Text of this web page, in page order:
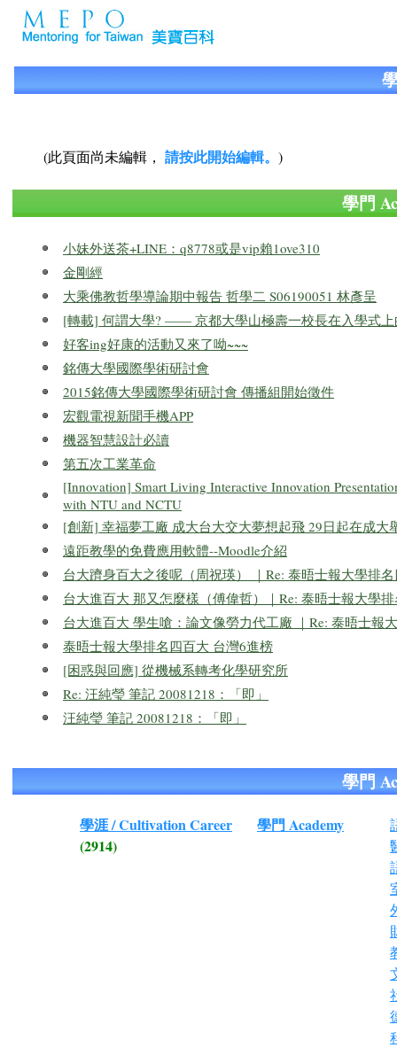
(此頁面尚未編輯， 請按此開始編輯。 )
學門
小妹外送茶+LINE：q8778或是vip賴1ove310
金剛經
大乘佛教哲學導論期中報告 哲學二 S06190051 林彥呈
[轉載] 何謂大學? —— 京都大學山極壽一校長在入學式上
好客ing好康的活動又來了呦~~~
銘傳大學國際學術研討會
2015銘傳大學國際學術研討會 傳播組開始徵件
宏觀電視新聞手機APP
機器智慧設計必讀
第五次工業革命
[Innovation] Smart Living Interactive Innovation
with NTU and NCTU
[創新] 幸福夢工廠 成大台大交大夢想起飛 29日起在成大
遠距教學的免費應用軟體--Moodle介紹
台大躋身百大之後呢（周祝瑛） ｜Re: 泰晤士報大學排
台大進百大 那又怎麼樣（傅偉哲）｜Re: 泰晤士報大學
台大進百大 學生嗆：論文像勞力代工廠 ｜Re: 泰晤士報
泰晤士報大學排名四百大 台灣6進榜
[困惑與回應] 從機械系轉考化學研究所
Re: 汪純瑩 筆記 20081218：「即」
汪純瑩 筆記 20081218：「即」
學門
學涯 / Cultivation Career
(2914)
學門 Academy